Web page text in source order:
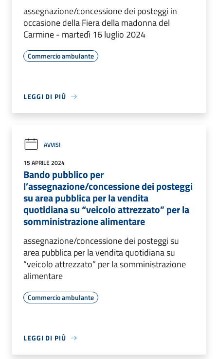
assegnazione/concessione dei posteggi in
occasione della Fiera della madonna del
Carmine - martedì 16 luglio 2024
Commercio ambulante
LEGGI DI PIÙ
AVVISI
15 APRILE 2024
Bando pubblico per
l’assegnazione/concessione dei posteggi
su area pubblica per la vendita
quotidiana su “veicolo attrezzato” per la
somministrazione alimentare
assegnazione/concessione dei posteggi su
area pubblica per la vendita quotidiana su
“veicolo attrezzato” per la somministrazione
alimentare
Commercio ambulante
LEGGI DI PIÙ